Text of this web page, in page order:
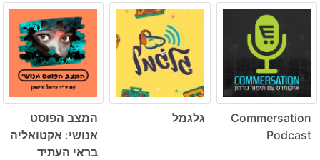
Commersation
Podcast
גלגמל
המצב הפוסט
אנושי: אקטואליה
בראי העתיד